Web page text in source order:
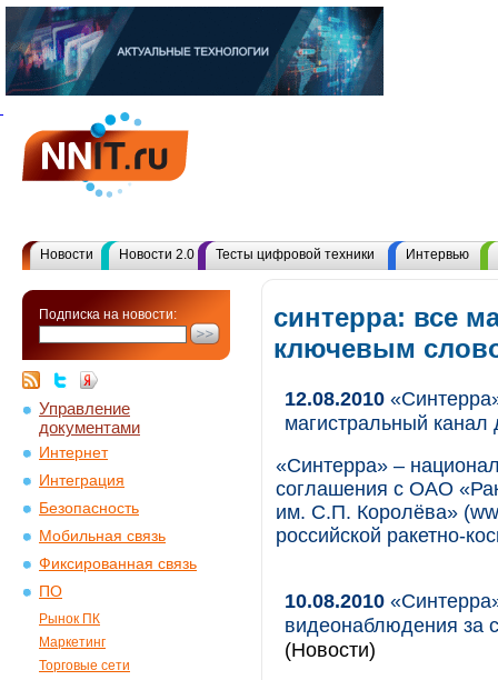
Новости Новости 2.0 Тесты цифровой техники Интервью
Подписка на новости:
Управление
документами
Интернет
Интеграция
Безопасность
Мобильная связь
Фиксированная связь
ПО
Рынок ПК
Маркетинг
Торговые сети
синтерра: все
ключевым
12.08.2010
магистральный канал
«Синтерра» –
соглашения с ОАО
им. С.П. Королёва»
российской ракетно-
10.08.2010
видеонаблюдения за
(Новости)